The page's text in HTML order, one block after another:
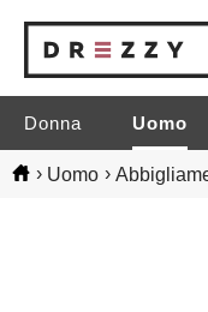
Donna Uomo
› Uomo ›